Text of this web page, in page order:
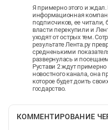
Я примерно этого и
информационная
подписчиков, ее читали,
власти перекупили и
уходят от острых тем.
результате Лента.ру
средненькими
развернулась и
Рустави 2 ждут
новостного канала, она
которое будет доить
госдарство.
КОММЕНТИРОВАНИЕ